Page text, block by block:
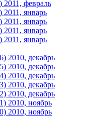
2011, февраль
январь
январь
январь
январь
2010, декабрь
2010, декабрь
2010, декабрь
2010, декабрь
2010, декабрь
2010, ноябрь
2010, ноябрь